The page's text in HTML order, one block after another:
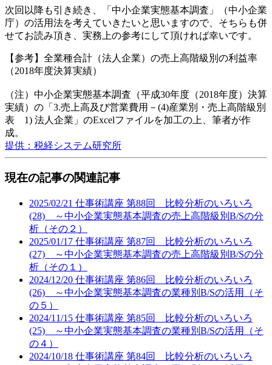
次回以降も引き続き、「中小企業実態基本調査」（中小企業
庁）の活用法を考えていきたいと思いますので、そちらも併
せてお読み頂き、実務上の参考にして頂ければ幸いです。
【参考】全業種合計（法人企業）の売上高階級別の利益率
（2018年度決算実績）
（注）中小企業実態基本調査（平成30年度（2018年度）決算
実績）の「3.売上高及び営業費用－(4)産業別・売上高階級別
表 1) 法人企業」のExcelファイルを加工の上、筆者が作
成。
提供：税経システム研究所
現在の記事の関連記事
2025/02/21 仕事術講座 第88回 比較分析のいろいろ
(28) ～中小企業実態基本調査の売上高階級別B/Sの分
析（その２）
2025/01/17 仕事術講座 第87回 比較分析のいろいろ
(27) ～中小企業実態基本調査の売上高階級別B/Sの分
析（その１）
2024/12/20 仕事術講座 第86回 比較分析のいろいろ
(26) ～中小企業実態基本調査の業種別B/Sの活用（そ
の５）
2024/11/15 仕事術講座 第85回 比較分析のいろいろ
(25) ～中小企業実態基本調査の業種別B/Sの活用（そ
の４）
2024/10/18 仕事術講座 第84回 比較分析のいろいろ